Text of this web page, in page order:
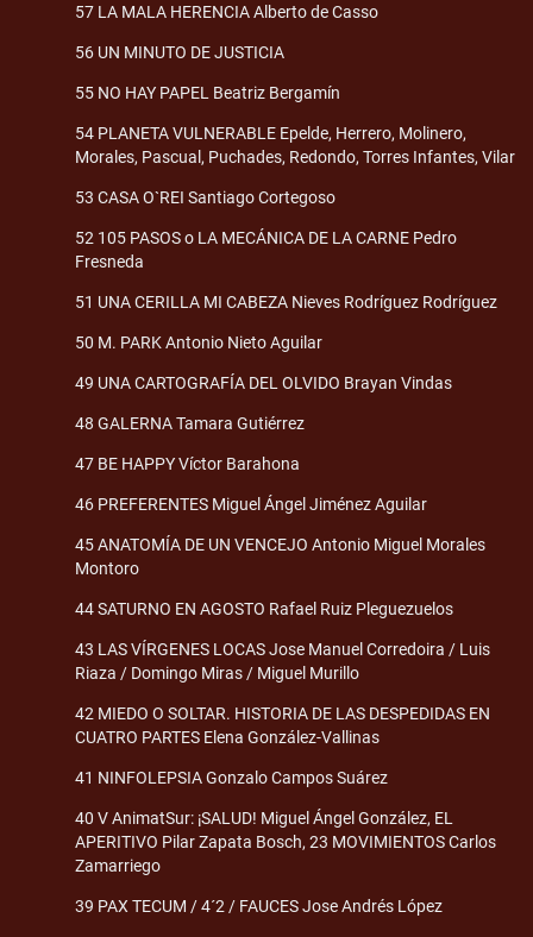
57 LA MALA HERENCIA Alberto de Casso
56 UN MINUTO DE JUSTICIA
55 NO HAY PAPEL Beatriz Bergamín
54 PLANETA VULNERABLE Epelde, Herrero, Molinero,
Morales, Pascual, Puchades, Redondo, Torres Infantes, Vilar
53 CASA O`REI Santiago Cortegoso
52 105 PASOS o LA MECÁNICA DE LA CARNE Pedro
Fresneda
51 UNA CERILLA MI CABEZA Nieves Rodríguez Rodríguez
50 M. PARK Antonio Nieto Aguilar
49 UNA CARTOGRAFÍA DEL OLVIDO Brayan Vindas
48 GALERNA Tamara Gutiérrez
47 BE HAPPY Víctor Barahona
46 PREFERENTES Miguel Ángel Jiménez Aguilar
45 ANATOMÍA DE UN VENCEJO Antonio Miguel Morales
Montoro
44 SATURNO EN AGOSTO Rafael Ruiz Pleguezuelos
43 LAS VÍRGENES LOCAS Jose Manuel Corredoira / Luis
Riaza / Domingo Miras / Miguel Murillo
42 MIEDO O SOLTAR. HISTORIA DE LAS DESPEDIDAS EN
CUATRO PARTES Elena González-Vallinas
41 NINFOLEPSIA Gonzalo Campos Suárez
40 V AnimatSur: ¡SALUD! Miguel Ángel González, EL
APERITIVO Pilar Zapata Bosch, 23 MOVIMIENTOS Carlos
Zamarriego
39 PAX TECUM / 4´2 / FAUCES Jose Andrés López